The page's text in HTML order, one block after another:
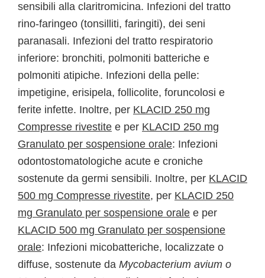
sensibili alla claritromicina. Infezioni del tratto
rino-faringeo (tonsilliti, faringiti), dei seni
paranasali. Infezioni del tratto respiratorio
inferiore: bronchiti, polmoniti batteriche e
polmoniti atipiche. Infezioni della pelle:
impetigine, erisipela, follicolite, foruncolosi e
ferite infette. Inoltre, per KLACID 250 mg
Compresse rivestite e per KLACID 250 mg
Granulato per sospensione orale: Infezioni
odontostomatologiche acute e croniche
sostenute da germi sensibili. Inoltre, per KLACID
500 mg Compresse rivestite, per KLACID 250
mg Granulato per sospensione orale e per
KLACID 500 mg Granulato per sospensione
orale: Infezioni micobatteriche, localizzate o
diffuse, sostenute da Mycobacterium avium o